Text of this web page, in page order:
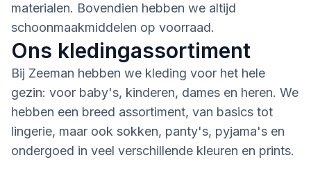
materialen. Bovendien hebben we altijd
schoonmaakmiddelen op voorraad.
Ons kledingassortiment
Bij Zeeman hebben we kleding voor het hele
gezin: voor baby's, kinderen, dames en heren. We
hebben een breed assortiment, van basics tot
lingerie, maar ook sokken, panty's, pyjama's en
ondergoed in veel verschillende kleuren en prints.